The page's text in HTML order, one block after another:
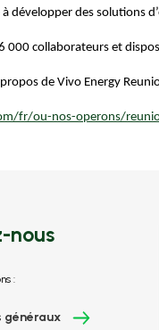
développer des solutions
000 collaborateurs et
de Vivo Energy
fr/ou-nos-operons/
nous
:
généraux